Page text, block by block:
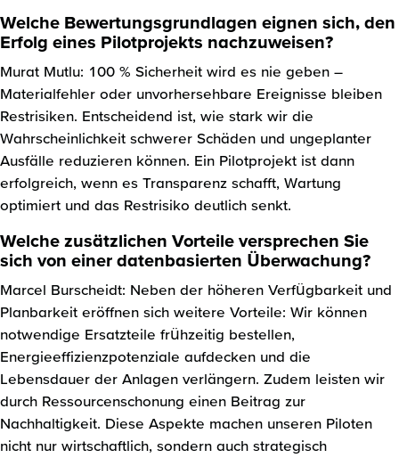
Welche Bewertungsgrundlagen eignen sich, den
Erfolg eines Pilotprojekts nachzuweisen?
Murat Mutlu: 100 % Sicherheit wird es nie geben –
Materialfehler oder unvorhersehbare Ereignisse bleiben
Restrisiken. Entscheidend ist, wie stark wir die
Wahrscheinlichkeit schwerer Schäden und ungeplanter
Ausfälle reduzieren können. Ein Pilotprojekt ist dann
erfolgreich, wenn es Transparenz schafft, Wartung
optimiert und das Restrisiko deutlich senkt.
Welche zusätzlichen Vorteile versprechen Sie
sich von einer datenbasierten Überwachung?
Marcel Burscheidt: Neben der höheren Verfügbarkeit und
Planbarkeit eröffnen sich weitere Vorteile: Wir können
notwendige Ersatzteile frühzeitig bestellen,
Energieeffizienzpotenziale aufdecken und die
Lebensdauer der Anlagen verlängern. Zudem leisten wir
durch Ressourcenschonung einen Beitrag zur
Nachhaltigkeit. Diese Aspekte machen unseren Piloten
nicht nur wirtschaftlich, sondern auch strategisch